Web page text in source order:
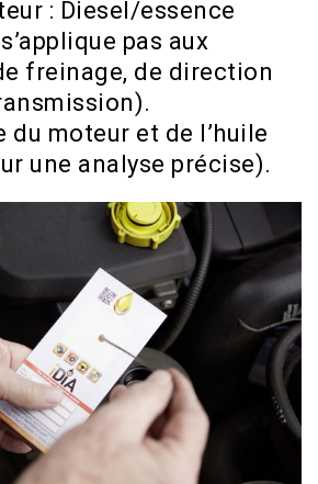
: Diesel/essence
pas aux
freinage, de direction
du moteur et de l’huile
une analyse précise).